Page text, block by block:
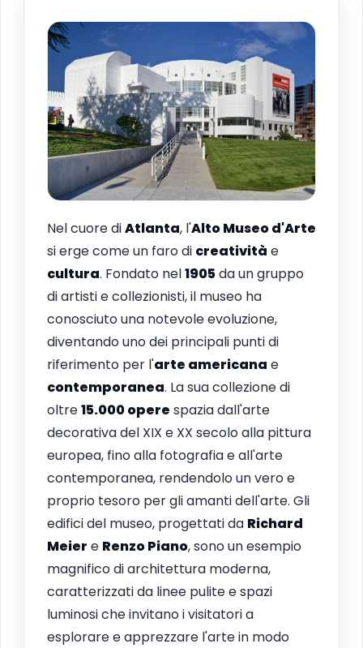
Nel cuore diAtlanta, l'Alto Museo d'Arte
si erge come un faro di creatività e
cultura. Fondato nel1905da un gruppo
di artisti e collezionisti, il museo ha
conosciuto una notevole evoluzione,
diventando uno dei principali punti di
riferimento per l'arte americana e
contemporanea. La sua collezione di
oltre15.000 opere spazia dall'arte
decorativa del XIX e XX secolo alla pittura
europea, fino alla fotografia e all'arte
contemporanea, rendendolo un vero e
proprio tesoro per gli amanti dell'arte. Gli
edifici del museo, progettati da Richard
Meier e Renzo Piano, sono un esempio
magnifico di architettura moderna,
caratterizzati da linee pulite e spazi
luminosi che invitano i visitatori a
esplorare e apprezzare l'arte in modo